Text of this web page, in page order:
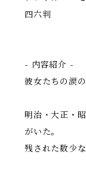
四六判
- 内容紹介 -
彼女たちの涙
明治・大正・
がいた。
残された数少